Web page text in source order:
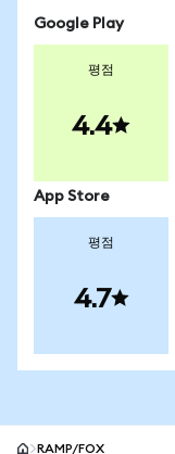
Google Play
평점
4.4
App Store
평점
4.7
RAMP/FOX